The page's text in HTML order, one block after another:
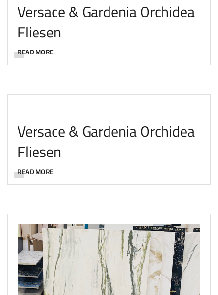
Versace & Gardenia Orchidea
Fliesen
READ MORE
Versace & Gardenia Orchidea
Fliesen
READ MORE